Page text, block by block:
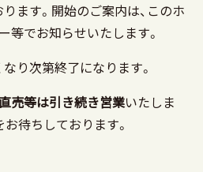
ります。開始のご案内は、このホ
等でお知らせいたします。
り次第終了になります。
売等は引き続き営業いたしま
お待ちしております。